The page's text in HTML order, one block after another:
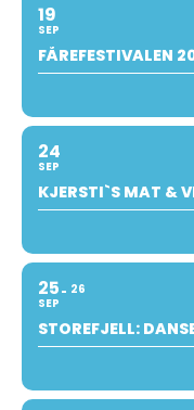
19
SEP
FÅREFESTIVALEN
24
SEP
KJERSTI`S MAT &
25
SEP
26
STOREFJELL: